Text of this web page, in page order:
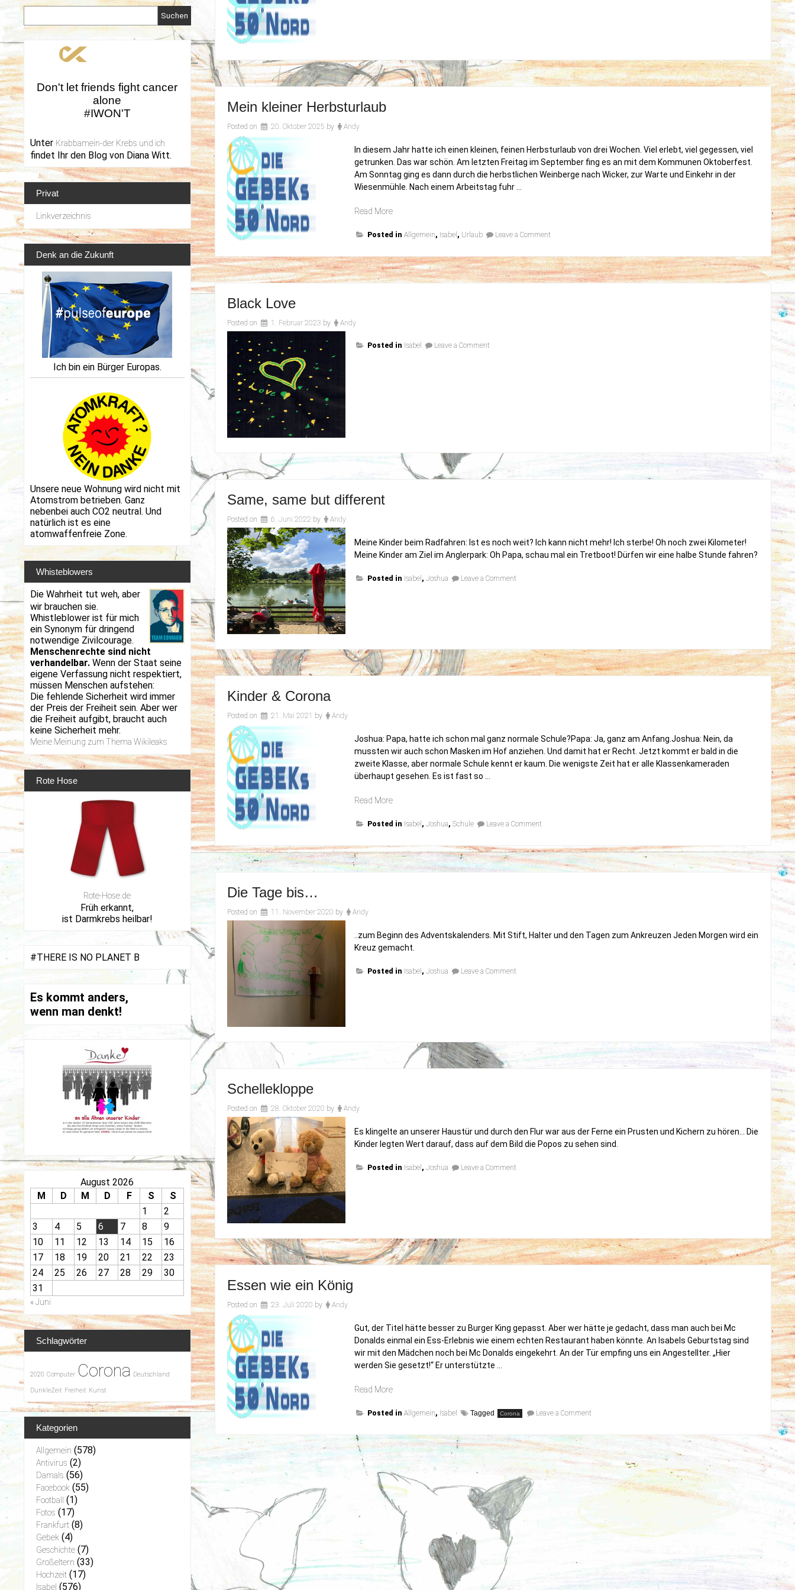
Mein kleiner Herbsturlaub
Posted on 20. Oktober 2025 by Andy
In diesem Jahr hatte ich einen kleinen, feinen Herbsturlaub von drei Wochen. Viel erlebt, viel gegessen, viel
getrunken. Das war schön. Am letzten Freitag im September fing es an mit dem Kommunen Oktoberfest.
Am Sonntag ging es dann durch die herbstlichen Weinberge nach Wicker, zur Warte und Einkehr in der
Wiesenmühle. Nach einem Arbeitstag fuhr …
Read More„Mein
Herbsturlaub“
Posted in Allgemein, Isabel , Urlaub Leave a Commenton
Herbsturlaub
Black Love
Posted on 1. Februar 2023 by Andy
Posted in Isabel Leave a Commenton
Same, same but different
Posted on 6. Juni 2022 by Andy
Meine Kinder beim Radfahren: Ist es noch weit? Ich kann nicht mehr! Ich sterbe! Oh noch zwei Kilometer!
Meine Kinder am Ziel im Anglerpark: Oh Papa, schau mal ein Tretboot! Dürfen wir eine halbe Stunde fahren?
Posted in Isabel , Joshua Leave a Commenton
Kinder & Corona
Posted on 21. Mai 2021 by Andy
Joshua: Papa, hatte ich schon mal ganz normale Schule?Papa: Ja, ganz am Anfang.Joshua: Nein, da
mussten wir auch schon Masken im Hof anziehen. Und damit hat er Recht. Jetzt kommt er bald in die
zweite Klasse, aber normale Schule kennt er kaum. Die wenigste Zeit hat er alle Klassenkameraden
überhaupt gesehen. Es ist fast so …
Read More„Kinder
Corona“
Posted in Isabel , Joshua, Schule Leave a Commenton
Corona
Die Tage bis…
Posted on 11. November 2020 by Andy
..zum Beginn des Adventskalenders. Mit Stift, Halter und den Tagen zum Ankreuzen Jeden Morgen wird ein
Kreuz gemacht.
Posted in Isabel , Joshua Leave a Commenton
Schellekloppe
Posted on 28. Oktober 2020 by Andy
Es klingelte an unserer Haustür und durch den Flur war aus der Ferne ein Prusten und Kichern zu hören… Die
Kinder legten Wert darauf, dass auf dem Bild die Popos zu sehen sind.
Posted in Isabel , Joshua Leave a Commenton
Essen wie ein König
Posted on 23. Juli 2020 by Andy
Gut, der Titel hätte besser zu Burger King gepasst. Aber wer hätte je gedacht, dass man auch bei Mc
Donalds einmal ein Ess-Erlebnis wie einem echten Restaurant haben könnte. An Isabels Geburtstag sind
wir mit den Mädchen noch bei Mc Donalds eingekehrt. An der Tür empfing uns ein Angestellter. „Hier
werden Sie gesetzt!“ Er unterstützte …
Read More„Essen
ein
Posted in Allgemein, Isabel Tagged Corona Leave a Commenton
ein
Suchen
Don't let friends fight cancer
alone
#IWON'T
Unter Krabbamein-der Krebs und ich
findet Ihr den Blog von Diana Witt.
Privat
Linkverzeichnis
Denk an die Zukunft
Ich bin ein Bürger Europas.
Unsere neue Wohnung wird nicht mit
Atomstrom betrieben. Ganz
nebenbei auch CO2 neutral. Und
natürlich ist es eine
atomwaffenfreie Zone.
Whisteblowers
Die Wahrheit tut weh, aber
wir brauchen sie.
Whistleblower ist für mich
ein Synonym für dringend
notwendige Zivilcourage.
Menschenrechte sind nicht
verhandelbar. Wenn der Staat seine
eigene Verfassung nicht respektiert,
müssen Menschen aufstehen:
Die fehlende Sicherheit wird immer
der Preis der Freiheit sein. Aber wer
die Freiheit aufgibt, braucht auch
keine Sicherheit mehr.
Meine Meinung zum Thema Wikileaks
Rote Hose
Rote-Hose.de
Früh erkannt,
ist Darmkrebs heilbar!
#THERE IS NO PLANET B
Es kommt anders,
wenn man denkt!
August 2026
M
D M D F S
S
1
2
3
4 5 6 7 8
9
10
11 12 13 14 15
16
17
18 19 20 21 22
23
24
25 26 27 28 29
30
31
« Juni
Schlagwörter
2020 Computer Corona Deutschland
DunkleZeit Freiheit Kunst
Kategorien
Allgemein (578)
Antivirus (2)
Damals (56)
Facebook (55)
Football (1)
Fotos (17)
Frankfurt (8)
Gebek (4)
Geschichte (7)
Großeltern (33)
Hochzeit (17)
Isabel (576)